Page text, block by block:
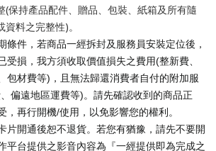
(保持產品配件、贈品、包裝、紙箱及所有隨
資料之完整性)。
條件，若商品一經拆封及服務員安裝定位後，
受損，我方須收取價值損失之費用(整新費、
包材費等)，且無法歸還消費者自付的附加服
偏遠地區運費等)。請先確認收到的商品正
，再行開機/使用，以免影響您的權利。
片開通後恕不退貨。若您有猶豫，請先不要開
平台提供之影音內容為『一經提供即為完成之